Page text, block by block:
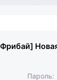
Пароль: